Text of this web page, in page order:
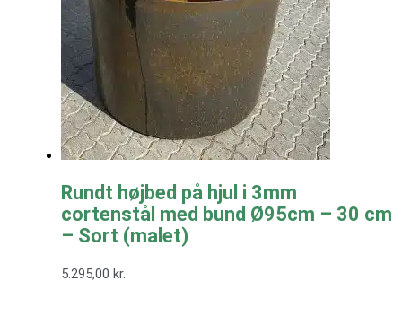
Rundt højbed på hjul i 3mm
cortenstål med bund Ø95cm – 30 cm
– Sort (malet)
5.295,00 kr.